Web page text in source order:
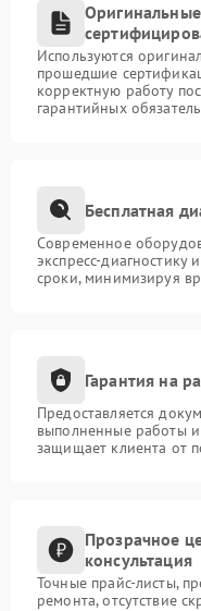
Используются
прошедшие
корректную работу
гарантийных
Бесплатная
Современное
экспресс-диагностику
сроки, минимизируя
Гарантия на
Предоставляется
выполненные работы и
защищает клиента от
Прозрачное
консультация
Точные прайс-листы,
ремонта, отсутствие